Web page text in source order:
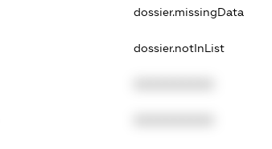
dossier.missingData
dossier.notInList